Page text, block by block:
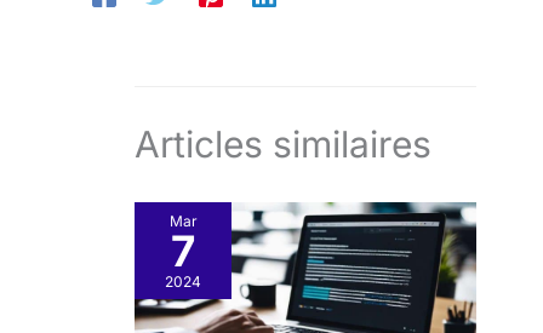
Articles similaires
Mar
7
2024